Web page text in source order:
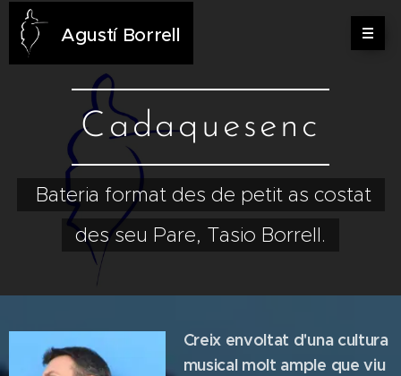
Agustí Borrell
Cadaquesenc
Bateria format des de petit as costat
des seu Pare, Tasio Borrell.
Creix envoltat d'una cultura
musical molt ample que viu